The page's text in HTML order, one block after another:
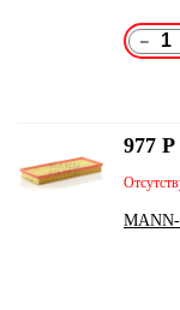
-
977 Р